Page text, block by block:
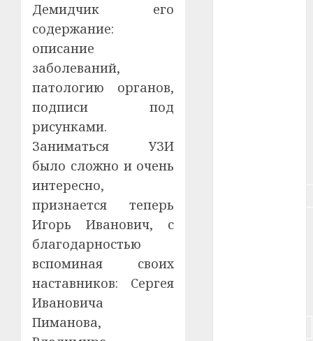
Демидчик его
содержание:
описание
заболеваний,
патологию органов,
подписи под
рисунками.
Заниматься УЗИ
было сложно и очень
интересно,
признается теперь
Игорь Иванович, с
благодарностью
вспоминая своих
наставников: Сергея
Ивановича
Пиманова,